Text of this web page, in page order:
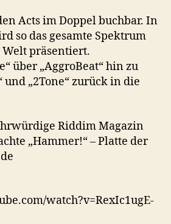
Acts im Doppel buchbar. In
so das gesamte Spektrum
Welt präsentiert.
über „AggroBeat“ hin zu
und „2Tone“ zurück in die
Riddim Magazin
„Hammer!“ – Platte der
watch?v=RexIc1ugE-